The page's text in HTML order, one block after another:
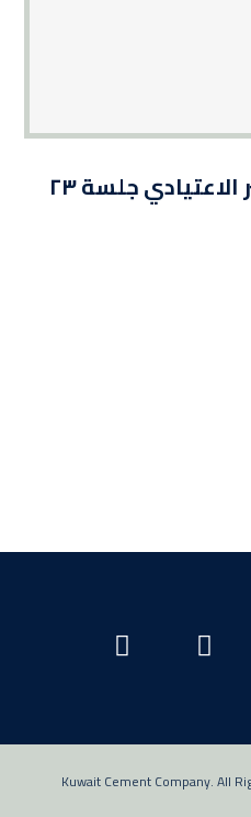
ايضاح بشأن التداول غير الاعتيادي جلسة ٢٣